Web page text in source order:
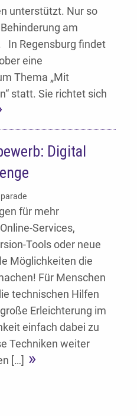
unterstützt. Nur so
am
In Regensburg findet
eine
Thema „Mit
statt. Sie richtet sich
Digital
für mehr
Services,
Tools oder neue
Möglichkeiten die
Für Menschen
technischen Hilfen
Erleichterung im
einfach dabei zu
Techniken weiter
[…]